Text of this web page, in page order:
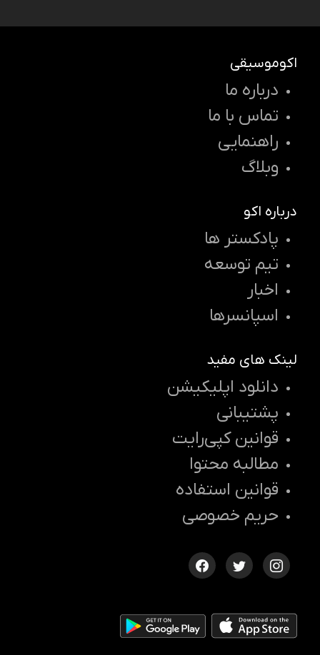
اکوموسیقی
درباره ما
تماس با ما
راهنمایی
وبلاگ
درباره اکو
پادکستر ها
تیم توسعه
اخبار
اسپانسرها
لینک های مفید
دانلود اپلیکیشن
پشتیبانی
قوانین کپی‌رایت
مطالبه محتوا
قوانین استفاده
حریم خصوصی